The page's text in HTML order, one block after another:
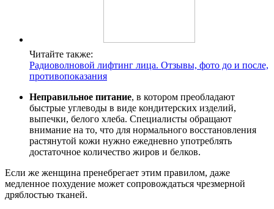
Читайте также:
Радиоволновой лифтинг лица. Отзывы, фото до и после,
противопоказания
Неправильное питание, в котором преобладают
быстрые углеводы в виде кондитерских изделий,
выпечки, белого хлеба. Специалисты обращают
внимание на то, что для нормального восстановления
растянутой кожи нужно ежедневно употреблять
достаточное количество жиров и белков.
Если же женщина пренебрегает этим правилом, даже
медленное похудение может сопровождаться чрезмерной
дряблостью тканей.